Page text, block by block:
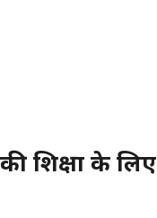
शिक्षा के लिए